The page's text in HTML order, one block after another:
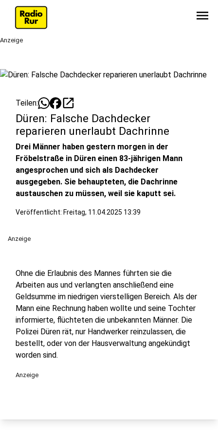
menu
Anzeige
Teilen: open_in_new
Düren: Falsche Dachdecker
reparieren unerlaubt Dachrinne
Drei Männer haben gestern morgen in der
Fröbelstraße in Düren einen 83-jährigen Mann
angesprochen und sich als Dachdecker
ausgegeben. Sie behaupteten, die Dachrinne
austauschen zu müssen, weil sie kaputt sei.
Veröffentlicht: Freitag, 11.04.2025 13:39
Anzeige
Ohne die Erlaubnis des Mannes führten sie die
Arbeiten aus und verlangten anschließend eine
Geldsumme im niedrigen vierstelligen Bereich. Als der
Mann eine Rechnung haben wollte und seine Tochter
informierte, flüchteten die unbekannten Männer. Die
Polizei Düren rät, nur Handwerker reinzulassen, die
bestellt, oder von der Hausverwaltung angekündigt
worden sind.
Anzeige